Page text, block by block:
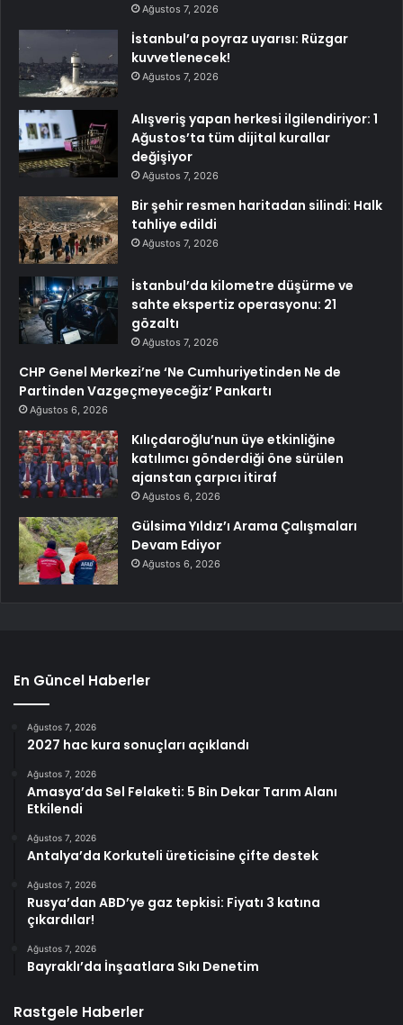
Ağustos 7, 2026
İstanbul’a poyraz uyarısı: Rüzgar
kuvvetlenecek!
Ağustos 7, 2026
Alışveriş yapan herkesi ilgilendiriyor: 1
Ağustos’ta tüm dijital kurallar
değişiyor
Ağustos 7, 2026
Bir şehir resmen haritadan silindi: Halk
tahliye edildi
Ağustos 7, 2026
İstanbul’da kilometre düşürme ve
sahte ekspertiz operasyonu: 21
gözaltı
Ağustos 7, 2026
CHP Genel Merkezi’ne ‘Ne Cumhuriyetinden Ne de
Partinden Vazgeçmeyeceğiz’ Pankartı
Ağustos 6, 2026
Kılıçdaroğlu’nun üye etkinliğine
katılımcı gönderdiği öne sürülen
ajanstan çarpıcı itiraf
Ağustos 6, 2026
Gülsima Yıldız’ı Arama Çalışmaları
Devam Ediyor
Ağustos 6, 2026
En Güncel Haberler
Ağustos 7, 2026
2027 hac kura sonuçları açıklandı
Ağustos 7, 2026
Amasya’da Sel Felaketi: 5 Bin Dekar Tarım Alanı
Etkilendi
Ağustos 7, 2026
Antalya’da Korkuteli üreticisine çifte destek
Ağustos 7, 2026
Rusya’dan ABD’ye gaz tepkisi: Fiyatı 3 katına
çıkardılar!
Ağustos 7, 2026
Bayraklı’da İnşaatlara Sıkı Denetim
Rastgele Haberler